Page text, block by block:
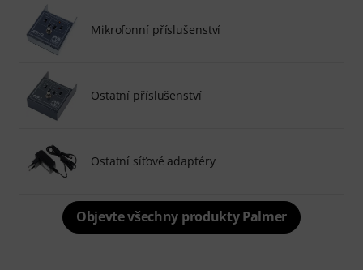
Mikrofonní příslušenství
Ostatní příslušenství
Ostatní síťové adaptéry
Objevte všechny produkty Palmer